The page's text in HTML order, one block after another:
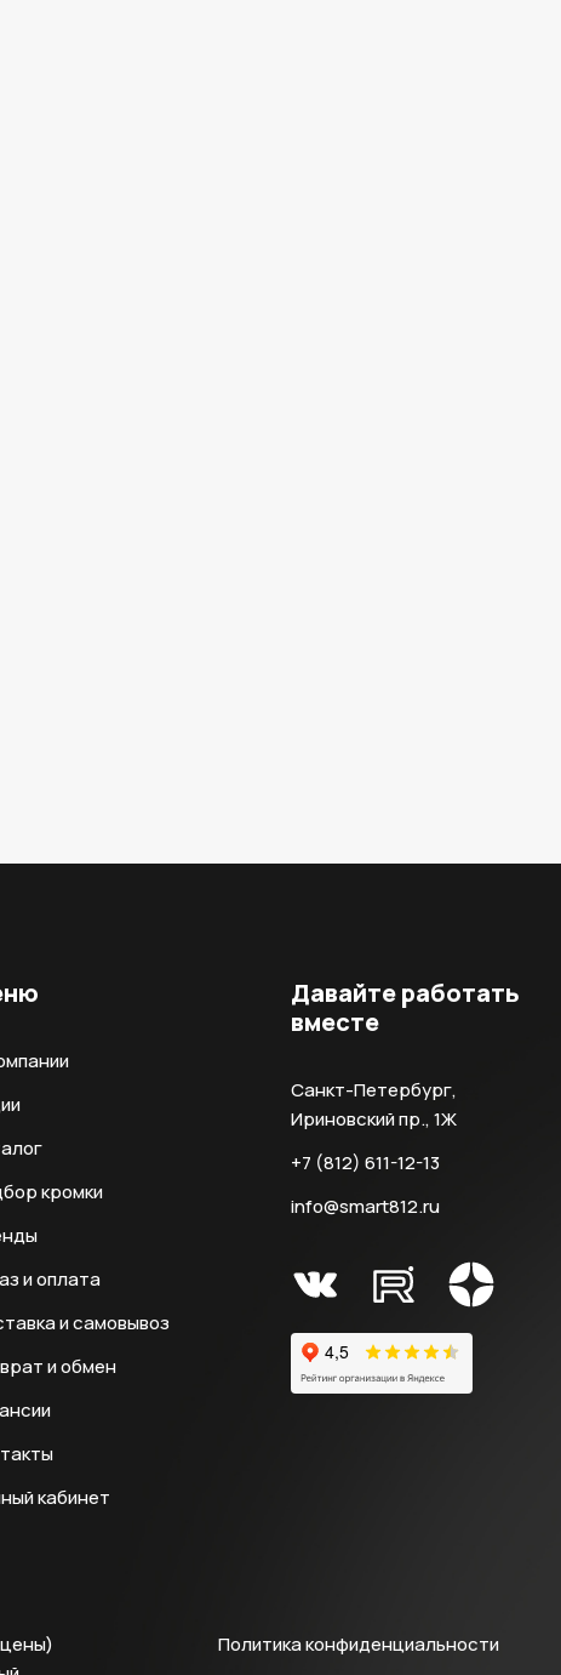
кромки
и оплата
и самовывоз
и обмен
кабинет
Давайте работать
вместе
Санкт-Петербург,
Ириновский пр., 1Ж
+7 (812) 611-12-13
info@smart812.ru
Политика конфиденциальности